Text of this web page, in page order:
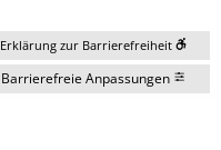
Erklärung zur Barrierefreiheit
Barrierefreie Anpassungen